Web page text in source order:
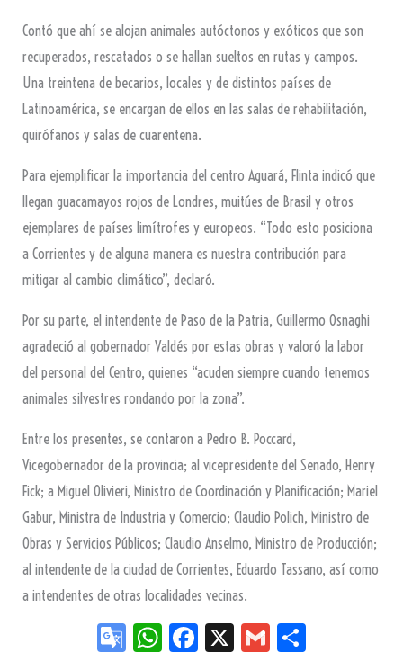
Contó que ahí se alojan animales autóctonos y exóticos que son
recuperados, rescatados o se hallan sueltos en rutas y campos.
Una treintena de becarios, locales y de distintos países de
Latinoamérica, se encargan de ellos en las salas de rehabilitación,
quirófanos y salas de cuarentena.
Para ejemplificar la importancia del centro Aguará, Flinta indicó que
llegan guacamayos rojos de Londres, muitúes de Brasil y otros
ejemplares de países limítrofes y europeos. “Todo esto posiciona
a Corrientes y de alguna manera es nuestra contribución para
mitigar al cambio climático”, declaró.
Por su parte, el intendente de Paso de la Patria, Guillermo Osnaghi
agradeció al gobernador Valdés por estas obras y valoró la labor
del personal del Centro, quienes “acuden siempre cuando tenemos
animales silvestres rondando por la zona”.
Entre los presentes, se contaron a Pedro B. Poccard,
Vicegobernador de la provincia; al vicepresidente del Senado, Henry
Fick; a Miguel Olivieri, Ministro de Coordinación y Planificación; Mariel
Gabur, Ministra de Industria y Comercio; Claudio Polich, Ministro de
Obras y Servicios Públicos; Claudio Anselmo, Ministro de Producción;
al intendente de la ciudad de Corrientes, Eduardo Tassano, así como
a intendentes de otras localidades vecinas.
Go W
Fa
X
G